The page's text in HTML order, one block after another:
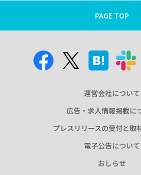
PAGE TOP
運営会社について
広告・求人情報掲載に
プレスリリースの受付と取
電子公告について
おしらせ